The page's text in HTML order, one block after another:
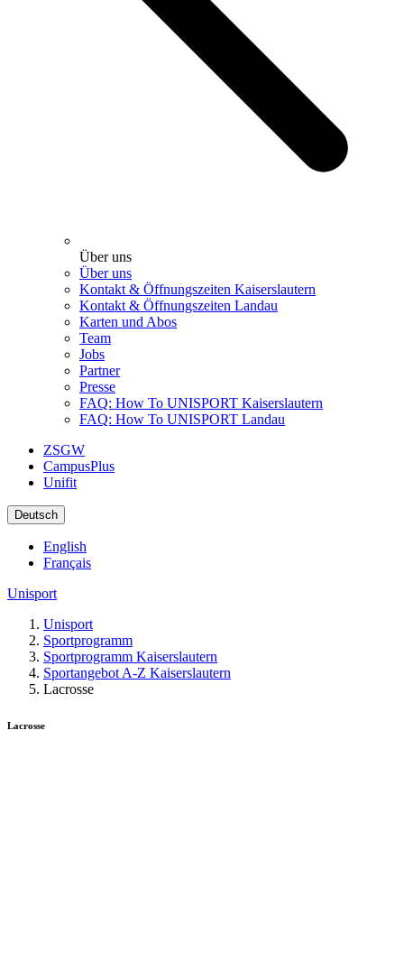
Über uns
Über uns
Kontakt & Öffnungszeiten Kaiserslautern
Kontakt & Öffnungszeiten Landau
Karten und Abos
Team
Jobs
Partner
Presse
FAQ: How To UNISPORT Kaiserslautern
FAQ: How To UNISPORT Landau
ZSGW
CampusPlus
Unifit
Deutsch
English
Français
Unisport
Unisport
Sportprogramm
Sportprogramm Kaiserslautern
Sportangebot A-Z Kaiserslautern
Lacrosse
Lacrosse